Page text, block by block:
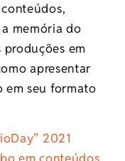
memória do
em
apresentar
em seu formato
2021